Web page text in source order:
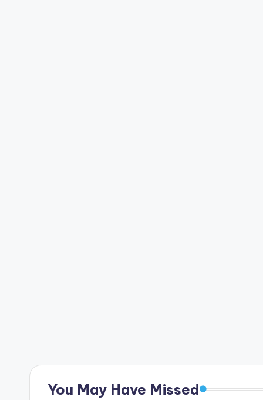
You May Have Missed